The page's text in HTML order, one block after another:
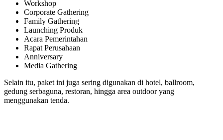
Workshop
Corporate Gathering
Family Gathering
Launching Produk
Acara Pemerintahan
Rapat Perusahaan
Anniversary
Media Gathering
Selain itu, paket ini juga sering digunakan di hotel, ballroom,
gedung serbaguna, restoran, hingga area outdoor yang
menggunakan tenda.